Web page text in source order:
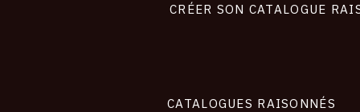
CRÉER SON CATALOGUE
CATALOGUES RAISONNÉS